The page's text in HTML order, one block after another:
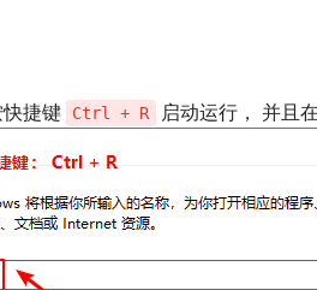
捷键 Ctrl + R 启动运行， 并且